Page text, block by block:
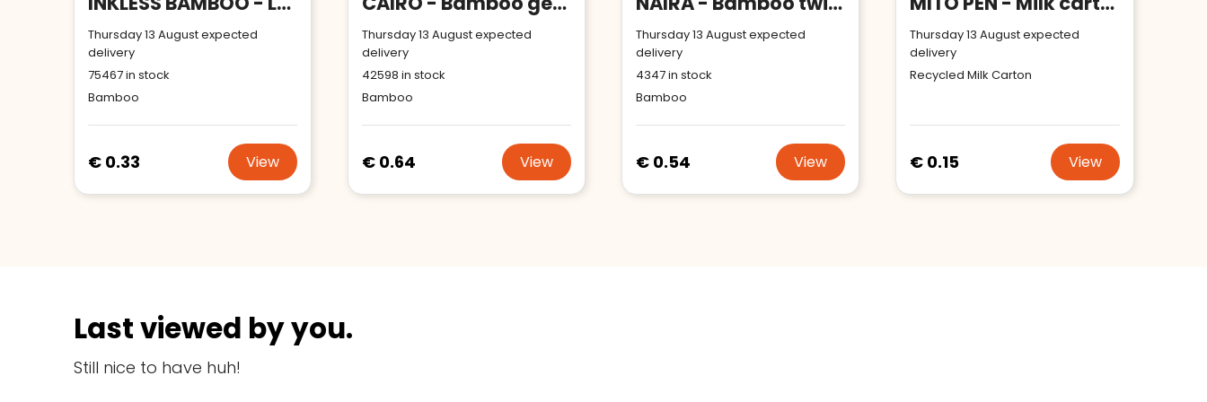
Thursday 13 August expected
delivery
75467in stock
Bamboo
€ 0.33 View
Thursday 13 August expected
delivery
42598 in stock
Bamboo
€ 0.64 View
Thursday 13 August expected
delivery
4347in stock
Bamboo
€ 0.54 View
Thursday 13 August expected
delivery
Recycled Milk Carton
€ 0.15 View
Last viewed by you.
Still nice to have huh!